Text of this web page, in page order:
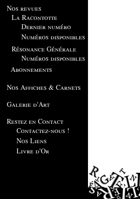
Nos revues
La Racontotte
Dernier numéro
Numéros disponibles
Résonance Générale
Numéros disponibles
Abonnements
Nos Affiches & Carnets
Galerie d'Art
Restez en Contact
Contactez-nous !
Nos Liens
Livre d'Or